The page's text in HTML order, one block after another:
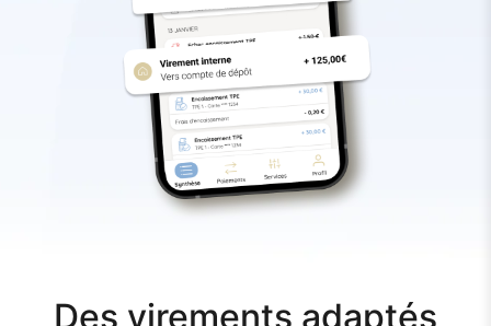
Des virements adaptés